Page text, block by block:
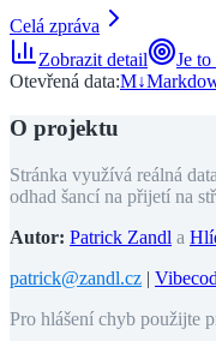
Celá zpráva
Zobrazit detail
Je to
Otevřená data:M↓
O projektu
Stránka využívá reálná
odhad šancí na přijetí na
Autor: Patrick Zandl a
patrick@zandl.cz |
Pro hlášení chyb použijte